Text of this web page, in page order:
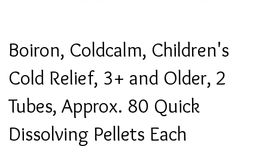
Boiron, Coldcalm, Children's
Cold Relief, 3+ and Older, 2
Tubes, Approx. 80 Quick
Dissolving Pellets Each